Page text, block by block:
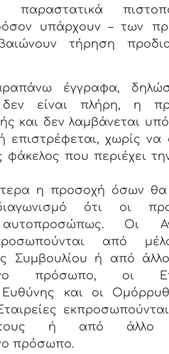
παραστατικά
υπάρχουν – των
τήρηση
έγγραφα,
δεν είναι πλήρη, η
και δεν λαμβάνεται
επιστρέφεται, χωρίς να
φάκελος που περιέχει
η προσοχή όσων
ότι οι
αυτοπροσώπως. Οι
από
Συμβουλίου ή από
πρόσωπο, οι
Ευθύνης και οι
τους ή από άλλο
πρόσωπο.